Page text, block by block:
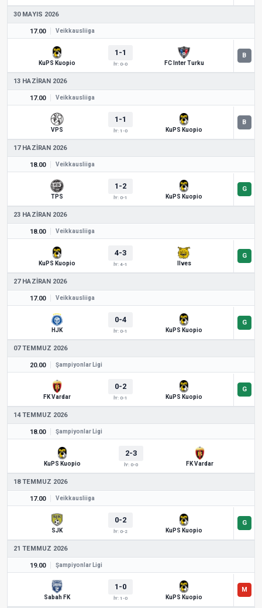
30 MAYIS 2026
17.00 Veikkausliiga
KuPS Kuopio
1-1
İY: 0-0 FC Inter Turku
13 HAZIRAN 2026
17.00 Veikkausliiga
VPS
1-1
İY: 1-0 KuPS Kuopio
17 HAZIRAN 2026
18.00 Veikkausliiga
TPS
1-2
İY: 0-1 KuPS Kuopio
23 HAZIRAN 2026
18.00 Veikkausliiga
KuPS Kuopio
4-3
İY: 4-1 Ilves
27 HAZIRAN 2026
17.00 Veikkausliiga
HJK
0-4
İY: 0-1 KuPS Kuopio
07 TEMMUZ 2026
20.00 Şampiyonlar Ligi
FK Vardar
0-2
İY: 0-1 KuPS Kuopio
14 TEMMUZ 2026
18.00 Şampiyonlar Ligi
KuPS Kuopio
2-3
İY: 0-0 FK Vardar
18 TEMMUZ 2026
17.00 Veikkausliiga
SJK
0-2
İY: 0-2 KuPS Kuopio
21 TEMMUZ 2026
19.00 Şampiyonlar Ligi
Sabah FK
1-0
İY: 1-0 KuPS Kuopio